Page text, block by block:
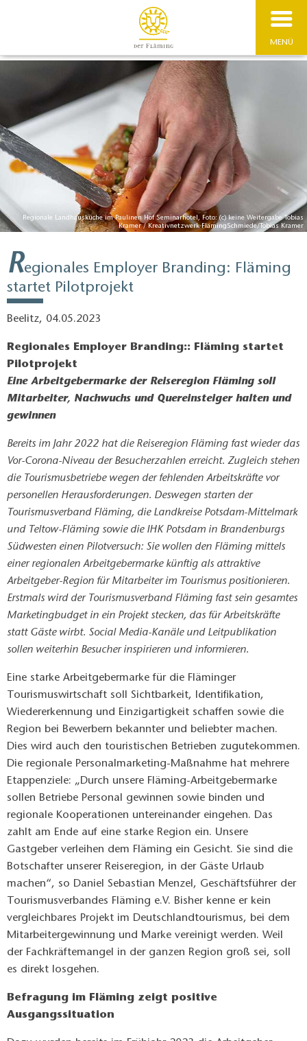
MENÜ
Regionale Landhausküche im Paulinen Hof Seminarhotel, Foto: (c) keine Weitergabe Tobias
Kramer / Kreativnetzwerk FlämingSchmiede/Tobias Kramer
Regionales Employer Branding: Fläming
startet Pilotprojekt
Beelitz, 04.05.2023
Regionales Employer Branding:: Fläming startet
Pilotprojekt
Eine Arbeitgebermarke der Reiseregion Fläming soll
Mitarbeiter, Nachwuchs und Quereinsteiger halten und
gewinnen
Bereits im Jahr 2022 hat die Reiseregion Fläming fast wieder das
Vor-Corona-Niveau der Besucherzahlen erreicht. Zugleich stehen
die Tourismusbetriebe wegen der fehlenden Arbeitskräfte vor
personellen Herausforderungen. Deswegen starten der
Tourismusverband Fläming, die Landkreise Potsdam-Mittelmark
und Teltow-Fläming sowie die IHK Potsdam in Brandenburgs
Südwesten einen Pilotversuch: Sie wollen den Fläming mittels
einer regionalen Arbeitgebermarke künftig als attraktive
Arbeitgeber-Region für Mitarbeiter im Tourismus positionieren.
Erstmals wird der Tourismusverband Fläming fast sein gesamtes
Marketingbudget in ein Projekt stecken, das für Arbeitskräfte
statt Gäste wirbt. Social Media-Kanäle und Leitpublikation
sollen weiterhin Besucher inspirieren und informieren.
Eine starke Arbeitgebermarke für die Fläminger
Tourismuswirtschaft soll Sichtbarkeit, Identifikation,
Wiedererkennung und Einzigartigkeit schaffen sowie die
Region bei Bewerbern bekannter und beliebter machen.
Dies wird auch den touristischen Betrieben zugutekommen.
Die regionale Personalmarketing-Maßnahme hat mehrere
Etappenziele: „Durch unsere Fläming-Arbeitgebermarke
sollen Betriebe Personal gewinnen sowie binden und
regionale Kooperationen untereinander eingehen. Das
zahlt am Ende auf eine starke Region ein. Unsere
Gastgeber verleihen dem Fläming ein Gesicht. Sie sind die
Botschafter unserer Reiseregion, in der Gäste Urlaub
machen“, so Daniel Sebastian Menzel, Geschäftsführer der
Tourismusverbandes Fläming e.V. Bisher kenne er kein
vergleichbares Projekt im Deutschlandtourismus, bei dem
Mitarbeitergewinnung und Marke vereinigt werden. Weil
der Fachkräftemangel in der ganzen Region groß sei, soll
es direkt losgehen.
Befragung im Fläming zeigt positive
Ausgangssituation